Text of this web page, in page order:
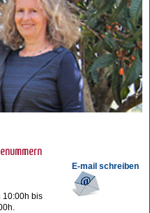
E-mail schreiben
10:00h bis